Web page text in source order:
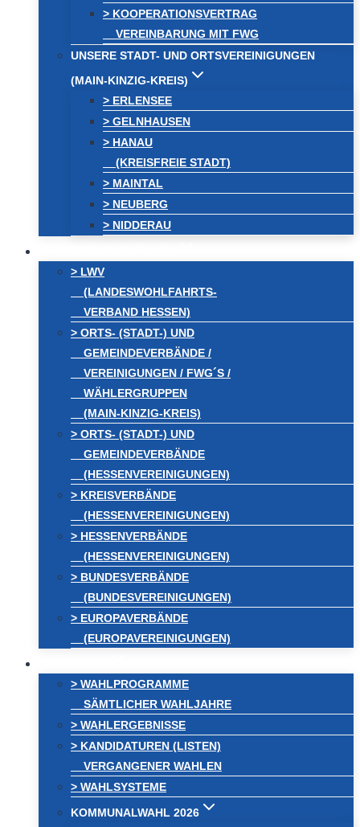
> KOOPERATIONSVERTRAG
VEREINBARUNG MIT FWG
UNSERE STADT- UND ORTSVEREINIGUNGEN
(MAIN-KINZIG-KREIS)
> ERLENSEE
> GELNHAUSEN
> HANAU
(KREISFREIE STADT)
> MAINTAL
> NEUBERG
> NIDDERAU
> LWV
(LANDESWOHLFAHRTS-
VERBAND HESSEN)
> ORTS- (STADT-) UND
GEMEINDEVERBÄNDE /
VEREINIGUNGEN / FWG´S /
WÄHLERGRUPPEN
(MAIN-KINZIG-KREIS)
> ORTS- (STADT-) UND
GEMEINDEVERBÄNDE
(HESSENVEREINIGUNGEN)
> KREISVERBÄNDE
(HESSENVEREINIGUNGEN)
> HESSENVERBÄNDE
(HESSENVEREINIGUNGEN)
> BUNDESVERBÄNDE
(BUNDESVEREINIGUNGEN)
> EUROPAVERBÄNDE
(EUROPAVEREINIGUNGEN)
> WAHLPROGRAMME
SÄMTLICHER WAHLJAHRE
> WAHLERGEBNISSE
> KANDIDATUREN (LISTEN)
VERGANGENER WAHLEN
> WAHLSYSTEME
KOMMUNALWAHL 2026